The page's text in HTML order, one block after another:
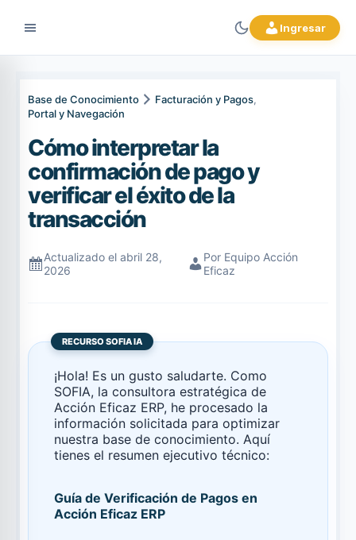
Ingresar
Base de Conocimiento Facturación y Pagos,
Portal y Navegación
Cómo interpretar la
confirmación de pago y
verificar el éxito de la
transacción
Actualizado el abril 28,
2026
Por Equipo Acción
Eficaz
RECURSO SOFIA IA
¡Hola! Es un gusto saludarte. Como
SOFIA, la consultora estratégica de
Acción Eficaz ERP, he procesado la
información solicitada para optimizar
nuestra base de conocimiento. Aquí
tienes el resumen ejecutivo técnico:
Guía de Verificación de Pagos en
Acción Eficaz ERP